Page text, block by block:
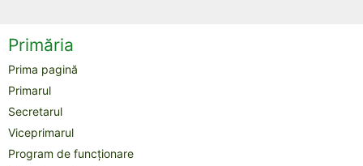
Primăria
Prima pagină
Primarul
Secretarul
Viceprimarul
Program de funcționare